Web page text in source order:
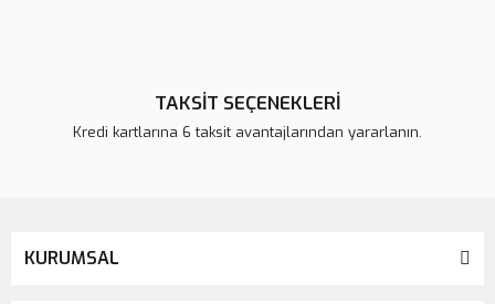
TAKSİT SEÇENEKLERİ
Kredi kartlarına 6 taksit avantajlarından yararlanın.
KURUMSAL